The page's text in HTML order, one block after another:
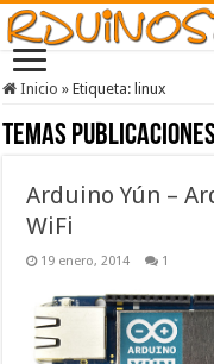
Inicio » Etiqueta:linux
Temas
Arduino Yún –
WiFi
19 enero, 2014 1